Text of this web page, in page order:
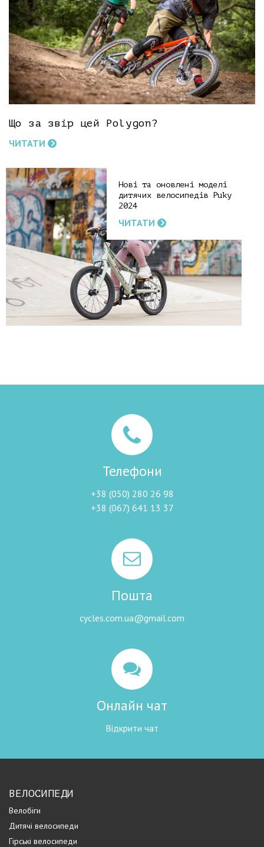
Що за звір цей Polygon?
ЧИТАТИ
Нові та оновлені моделі
дитячих велосипедів Puky
2024
ЧИТАТИ
Телефони
+38 (050) 280 26 98
+38 (067) 641 13 37
Пошта
cycles.com.ua@gmail.com
Онлайн чат
Відкрити чат
ВЕЛОСИПЕДИ
Велобіги
Дитячі велосипеди
Гірські велосипеди